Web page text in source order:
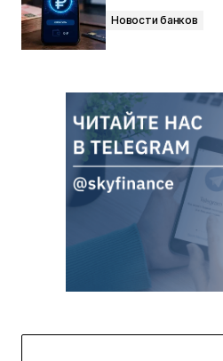
Новости банков